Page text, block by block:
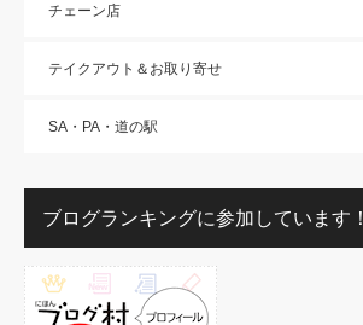
チェーン店
テイクアウト＆お取り寄せ
SA・PA・道の駅
ブログランキングに参加しています！